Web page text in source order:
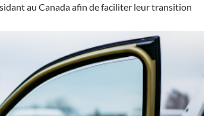
au Canada afin de faciliter leur transition